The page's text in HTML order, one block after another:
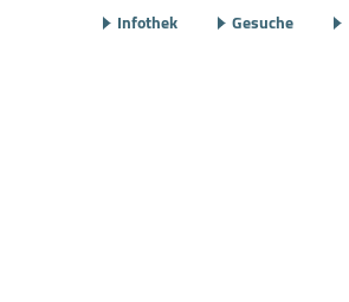
Infothek Gesuche